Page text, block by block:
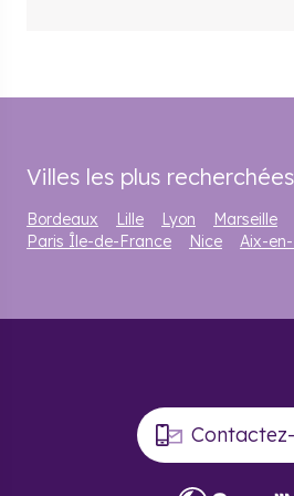
Villes les plus recherchées
Bordeaux Lille Lyon Marseille
Paris Île-de-France
Nice Aix-